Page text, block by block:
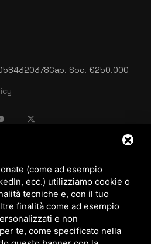
Cap. Soc. €250.000
(come ad esempio
ecc.) utilizziamo cookie o
tecniche e, con il tuo
finalità come ad esempio
e non
te, come specificato nella